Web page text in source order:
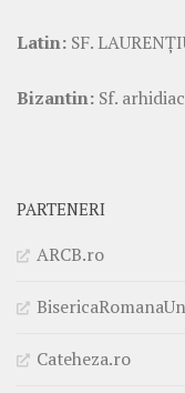
Latin: SF.
Bizantin: Sf.
PARTENERI
ARCB.ro
Cateheza.ro